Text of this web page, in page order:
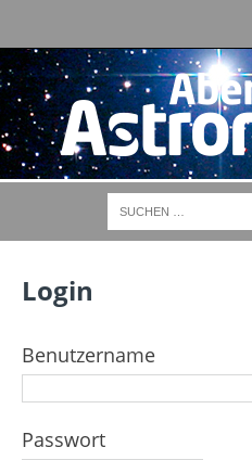
Login
Benutzername
Passwort